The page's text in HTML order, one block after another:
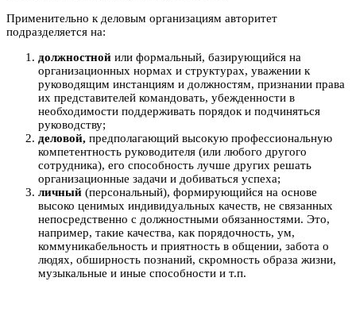
Применительно к деловым организациям авторитет
подразделяется на:
должностной или формальный, базирующийся на
организационных нормах и структурах, уважении к
руководящим инстанциям и должностям, признании права
их представителей командовать, убежденности в
необходимости поддерживать порядок и подчиняться
руководству;
деловой, предполагающий высокую профессиональную
компетентность руководителя (или любого другого
сотрудника), его способность лучше других решать
организационные задачи и добиваться успеха;
личный (персональный), формирующийся на основе
высоко ценимых индивидуальных качеств, не связанных
непосредственно с должностными обязанностями. Это,
например, такие качества, как порядочность, ум,
коммуникабельность и приятность в общении, забота о
людях, обширность познаний, скромность образа жизни,
музыкальные и иные способности и т.п.